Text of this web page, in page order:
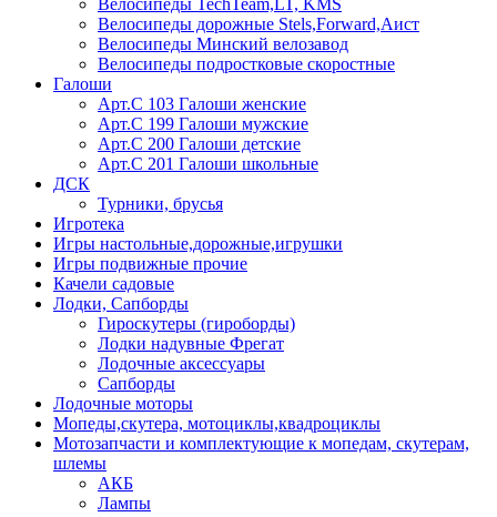
Велосипеды дорожные Stels,Forward,Аист
Велосипеды Минский велозавод
Велосипеды подростковые скоростные
Галоши
Арт.С 103 Галоши женские
Арт.С 199 Галоши мужские
Арт.С 200 Галоши детские
Арт.С 201 Галоши школьные
ДСК
Турники, брусья
Игротека
Игры настольные,дорожные,игрушки
Игры подвижные прочие
Качели садовые
Лодки, Сапборды
Гироскутеры (гироборды)
Лодки надувные Фрегат
Лодочные аксессуары
Сапборды
Лодочные моторы
Мопеды,скутера, мотоциклы,квадроциклы
Мотозапчасти и комплектующие к мопедам, скутерам,
шлемы
АКБ
Лампы